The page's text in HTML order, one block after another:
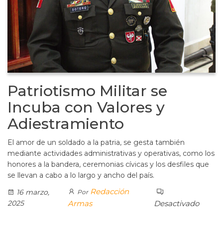
Patriotismo Militar se
Incuba con Valores y
Adiestramiento
El amor de un soldado a la patria, se gesta también
mediante actividades administrativas y operativas, como los
honores a la bandera, ceremonias cívicas y los desfiles que
se llevan a cabo a lo largo y ancho del país.
16 marzo,
2025
Por Redacción
Armas
Desactivado